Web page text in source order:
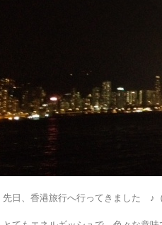
先日、香港旅行へ行ってきました ♪